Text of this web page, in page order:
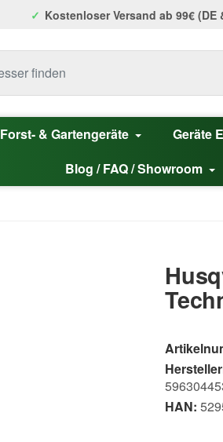
Kostenloser Versand ab 99€ (DE
Forst- & Gartengeräte Geräte
Blog / FAQ / Showroom
HAN: